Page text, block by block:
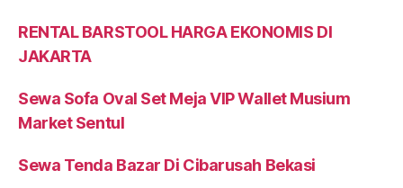
RENTAL BARSTOOL HARGA EKONOMIS DI
JAKARTA
Sewa Sofa Oval Set Meja VIP Wallet Musium
Market Sentul
Sewa Tenda Bazar Di Cibarusah Bekasi